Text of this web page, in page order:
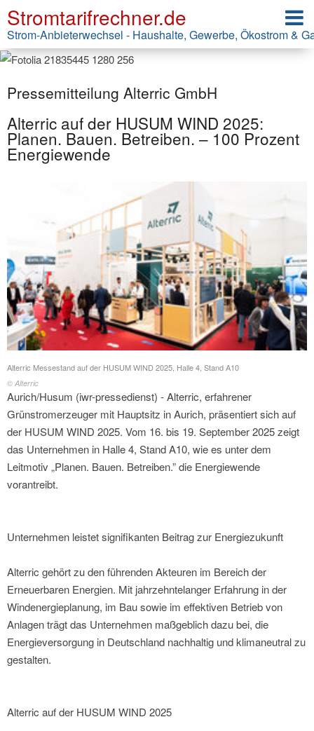
Stromtarifrechner.de
Strom-Anbieterwechsel - Haushalte, Gewerbe, Ökostrom &
Pressemitteilung Alterric GmbH
Alterric auf der HUSUM WIND 2025:
Planen. Bauen. Betreiben. – 100 Prozent
Energiewende
Alterric Messestand auf der HUSUM WIND 2025, Halle 4, Stand A10
© Alterric
Aurich/Husum (iwr-pressedienst) - Alterric, erfahrener
Grünstromerzeuger mit Hauptsitz in Aurich, präsentiert sich auf
der HUSUM WIND 2025. Vom 16. bis 19. September 2025 zeigt
das Unternehmen in Halle 4, Stand A10, wie es unter dem
Leitmotiv „Planen. Bauen. Betreiben.” die Energiewende
vorantreibt.
Unternehmen leistet signifikanten Beitrag zur Energiezukunft
Alterric gehört zu den führenden Akteuren im Bereich der
Erneuerbaren Energien. Mit jahrzehntelanger Erfahrung in der
Windenergieplanung, im Bau sowie im effektiven Betrieb von
Anlagen trägt das Unternehmen maßgeblich dazu bei, die
Energieversorgung in Deutschland nachhaltig und klimaneutral zu
gestalten.
Alterric auf der HUSUM WIND 2025